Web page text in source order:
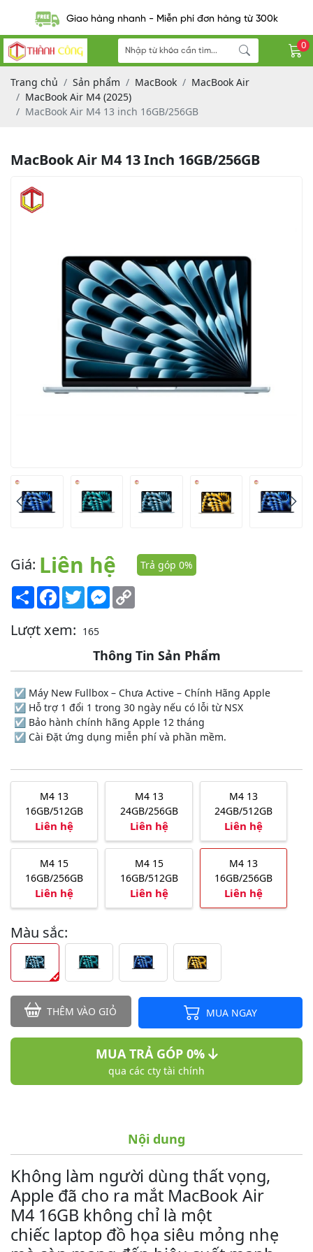
Giao hàng nhanh - Miễn phí đơn hàng từ 300k
0
Trang chủ Sản phẩm MacBook
MacBook Air
MacBook Air M4 (2025)
MacBook Air M4 13 inch 16GB/256GB
MacBook Air M4 13 Inch 16GB/256GB
Giá: Liên hệ
Trả góp 0%
Share Facebook
TwitterMessenger
Lượt xem: 165
Thông Tin Sản Phẩm
☑️ Máy New Fullbox – Chưa Active – Chính Hãng Apple
☑️ Hỗ trợ 1 đổi 1 trong 30 ngày nếu có lỗi từ NSX
☑️ Bảo hành chính hãng Apple 12 tháng
☑️ Cài Đặt ứng dụng miễn phí và phần mềm.
M4 13
16GB/512GB
Liên hệ
M4 13
24GB/256GB
Liên hệ
M4 13
24GB/512GB
Liên hệ
M4 15
16GB/256GB
Liên hệ
M4 15
16GB/512GB
Liên hệ
M4 13
16GB/256GB
Liên hệ
Màu sắc:
THÊM VÀO GIỎ MUA NGAY
MUA TRẢ GÓP 0%
qua các cty tài chính
Nội dung
Không làm người dùng thất vọng,
Apple đã cho ra mắt MacBook Air
M4 16GB không chỉ là một
chiếc laptop đồ họa siêu mỏng nhẹ